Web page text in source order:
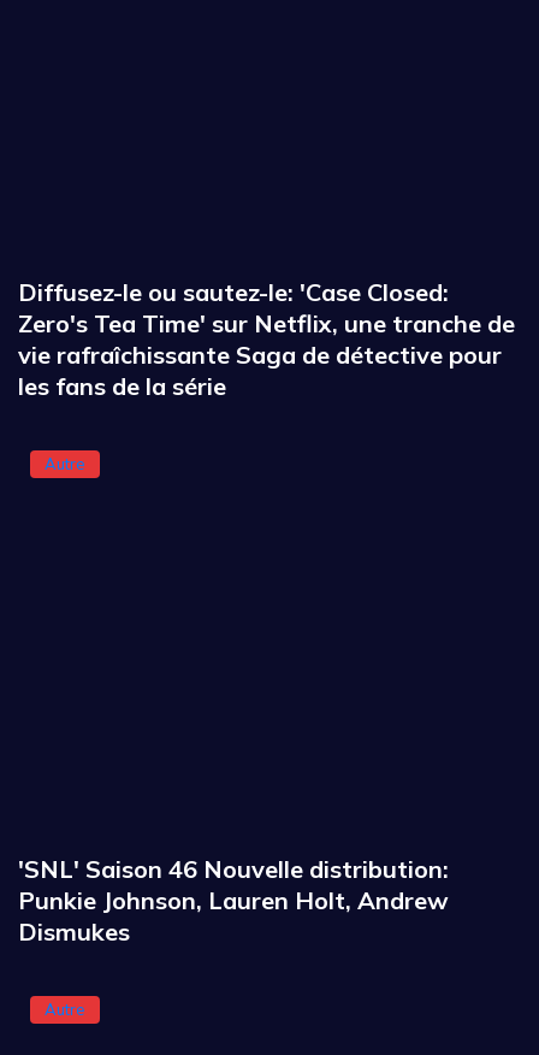
Diffusez-le ou sautez-le: 'Case Closed:
Zero's Tea Time' sur Netflix, une tranche de
vie rafraîchissante Saga de détective pour
les fans de la série
Autre
'SNL' Saison 46 Nouvelle distribution:
Punkie Johnson, Lauren Holt, Andrew
Dismukes
Autre